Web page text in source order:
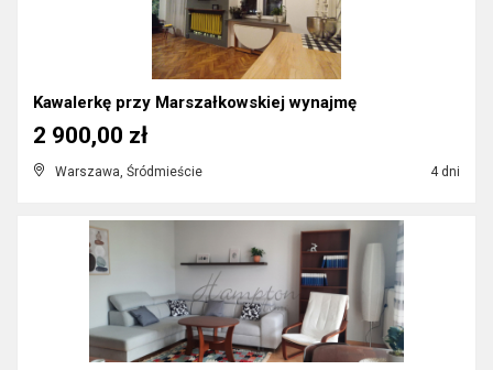
Kawalerkę przy Marszałkowskiej wynajmę
Warszawa, Śródmieście 4 dni
2 900,00 zł